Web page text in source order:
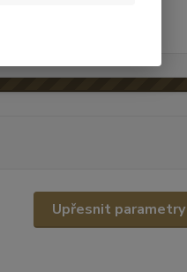
Upřesnit parametry